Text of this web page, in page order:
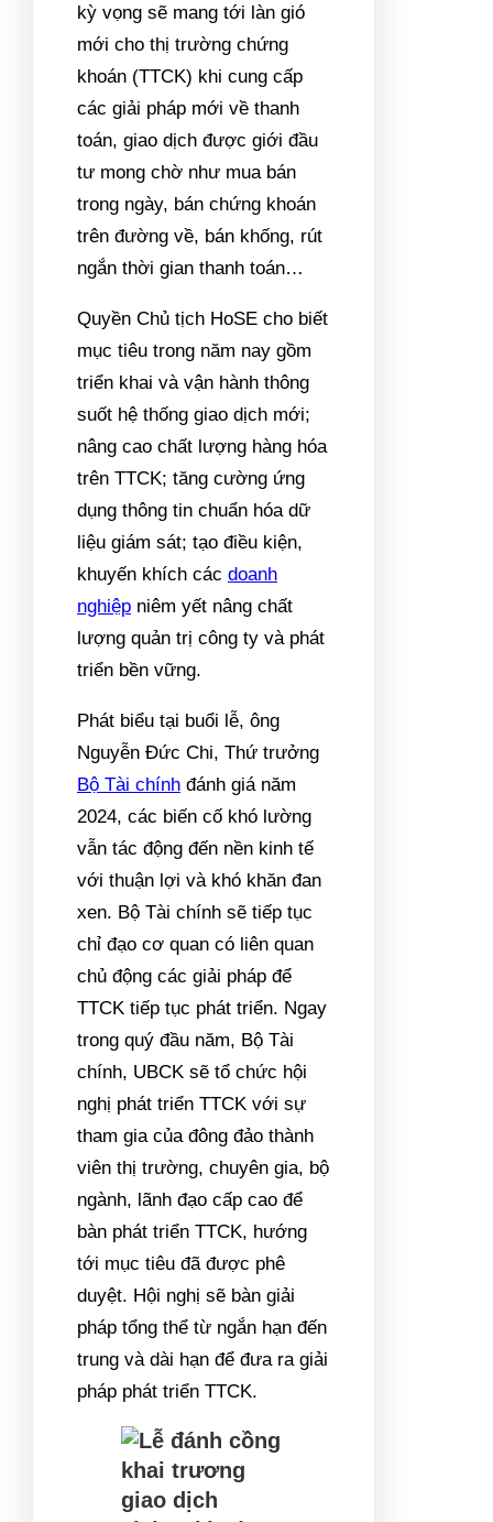
kỳ vọng sẽ mang tới làn gió
mới cho thị trường chứng
khoán (TTCK) khi cung cấp
các giải pháp mới về thanh
toán, giao dịch được giới đầu
tư mong chờ như mua bán
trong ngày, bán chứng khoán
trên đường về, bán khống, rút
ngắn thời gian thanh toán…
Quyền Chủ tịch HoSE cho biết
mục tiêu trong năm nay gồm
triển khai và vận hành thông
suốt hệ thống giao dịch mới;
nâng cao chất lượng hàng hóa
trên TTCK; tăng cường ứng
dụng thông tin chuẩn hóa dữ
liệu giám sát; tạo điều kiện,
khuyến khích các doanh
nghiệp niêm yết nâng chất
lượng quản trị công ty và phát
triển bền vững.
Phát biểu tại buổi lễ, ông
Nguyễn Đức Chi, Thứ trưởng
Bộ Tài chính đánh giá năm
2024, các biến cố khó lường
vẫn tác động đến nền kinh tế
với thuận lợi và khó khăn đan
xen. Bộ Tài chính sẽ tiếp tục
chỉ đạo cơ quan có liên quan
chủ động các giải pháp để
TTCK tiếp tục phát triển. Ngay
trong quý đầu năm, Bộ Tài
chính, UBCK sẽ tổ chức hội
nghị phát triển TTCK với sự
tham gia của đông đảo thành
viên thị trường, chuyên gia, bộ
ngành, lãnh đạo cấp cao để
bàn phát triển TTCK, hướng
tới mục tiêu đã được phê
duyệt. Hội nghị sẽ bàn giải
pháp tổng thể từ ngắn hạn đến
trung và dài hạn để đưa ra giải
pháp phát triển TTCK.